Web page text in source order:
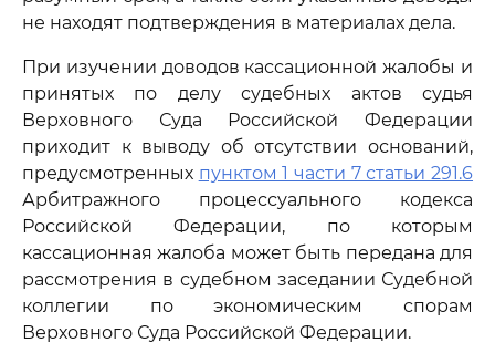
не находят подтверждения в материалах дела.
При изучении доводов кассационной жалобы и
принятых по делу судебных актов судья
Верховного Суда Российской Федерации
приходит к выводу об отсутствии оснований,
предусмотренных пунктом 1 части 7 статьи 291.6
Арбитражного процессуального кодекса
Российской Федерации, по которым
кассационная жалоба может быть передана для
рассмотрения в судебном заседании Судебной
коллегии по экономическим спорам
Верховного Суда Российской Федерации.